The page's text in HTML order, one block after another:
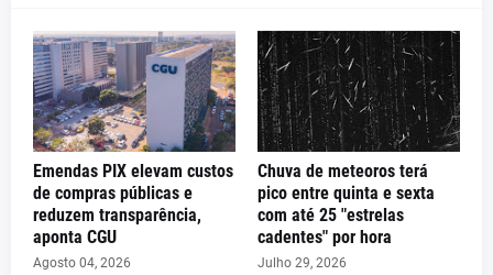
Emendas PIX elevam custos
de compras públicas e
reduzem transparência,
aponta CGU
Agosto 04, 2026
Chuva de meteoros terá
pico entre quinta e sexta
com até 25 "estrelas
cadentes" por hora
Julho 29, 2026